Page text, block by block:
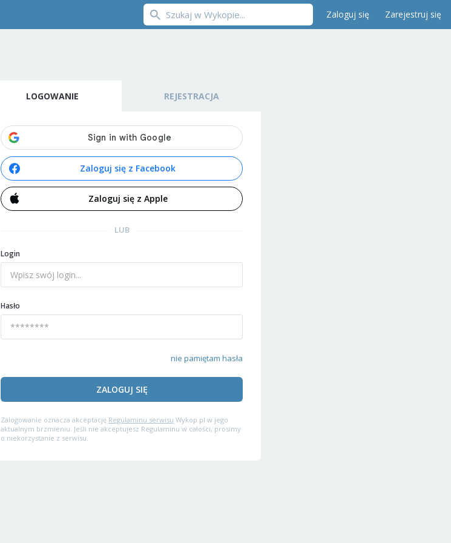
Zaloguj się Zarejestruj się
LOGOWANIE REJESTRACJA
Zaloguj się z Facebook
Zaloguj się z Apple
LUB
Login
Hasło
nie pamiętam hasła
ZALOGUJ SIĘ
Zalogowanie oznacza akceptację Regulaminu serwisu Wykop.pl w jego
aktualnym brzmieniu. Jeśli nie akceptujesz Regulaminu w całości, prosimy
o niekorzystanie z serwisu.